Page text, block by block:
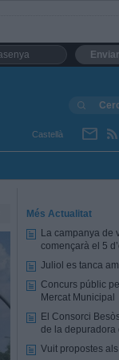
Enviar
Castellà
Més Actualitat
La campanya de
començarà el 5
Juliol es tanca
Concurs públic
Mercat Municipal
El Consorci
de la depuradora
Vuit propostes